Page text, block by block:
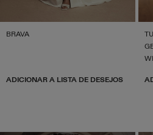
BRAVA
ADICIONAR A LISTA DE DESEJOS